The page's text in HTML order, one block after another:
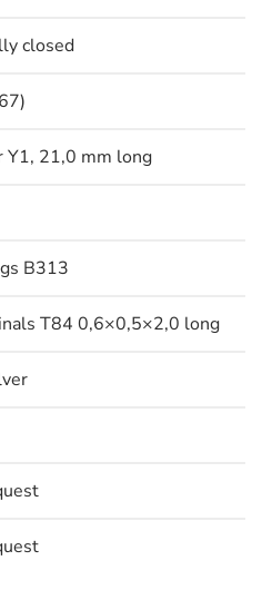
closed
Y1, 21,0 mm long
B313
T84 0,6×0,5×2,0 long